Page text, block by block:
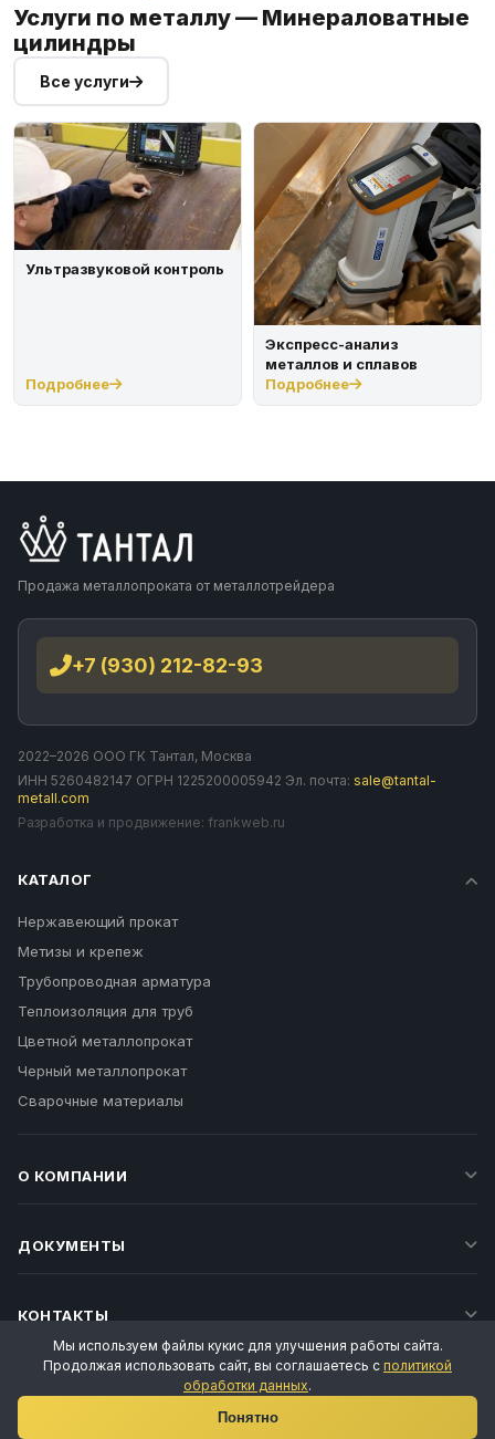
Услуги по металлу — Минераловатные
цилиндры
Все услуги
Ультразвуковой контроль
Подробнее
Экспресс-анализ
металлов и сплавов
Подробнее
Продажа металлопроката от металлотрейдера
+7 (930) 212-82-93
2022–2026 ООО ГК Тантал, Москва
ИНН 5260482147 ОГРН 1225200005942 Эл. почта: sale@tantal-
metall.com
Разработка и продвижение: frankweb.ru
КАТАЛОГ
Нержавеющий прокат
Метизы и крепеж
Трубопроводная арматура
Теплоизоляция для труб
Цветной металлопрокат
Черный металлопрокат
Сварочные материалы
О КОМПАНИИ
ДОКУМЕНТЫ
КОНТАКТЫ
Мы используем файлы кукис для улучшения работы сайта.
Продолжая использовать сайт, вы соглашаетесь с политикой
обработки данных.
Понятно